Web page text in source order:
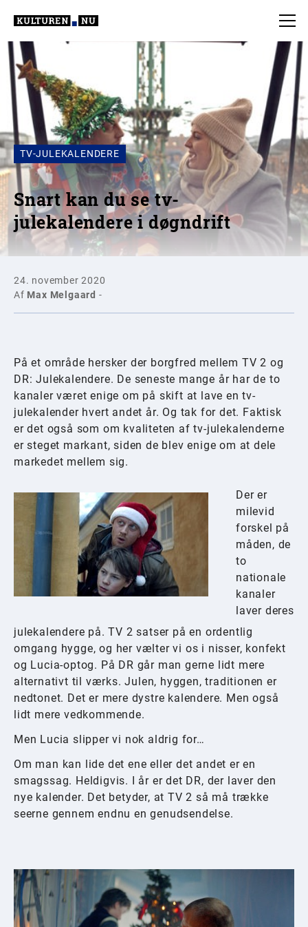
TV-JULEKALENDERE
Snart kan du se tv-
julekalendere i døgndrift
24. november 2020
Af Max Melgaard -
På et område hersker der borgfred mellem TV 2 og
DR: Julekalendere. De seneste mange år har de to
kanaler været enige om på skift at lave en tv-
julekalender hvert andet år. Og tak for det. Faktisk
er det også som om kvaliteten af tv-julekalenderne
er steget markant, siden de blev enige om at dele
markedet mellem sig.
Der er
milevid
forskel på
måden, de
to
nationale
kanaler
laver deres
julekalendere på. TV 2 satser på en ordentlig
omgang hygge, og her vælter vi os i nisser, konfekt
og Lucia-optog. På DR går man gerne lidt mere
alternativt til værks. Julen, hyggen, traditionen er
nedtonet. Det er mere dystre kalendere. Men også
lidt mere vedkommende.
Men Lucia slipper vi nok aldrig for…
Om man kan lide det ene eller det andet er en
smagssag. Heldigvis. I år er det DR, der laver den
nye kalender. Det betyder, at TV 2 så må trække
seerne gennem endnu en genudsendelse.